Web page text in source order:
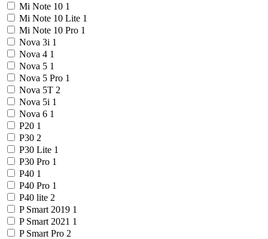
Mi Note 10 1
Mi Note 10 Lite 1
Mi Note 10 Pro 1
Nova 3i 1
Nova 4 1
Nova 5 1
Nova 5 Pro 1
Nova 5T 2
Nova 5i 1
Nova 6 1
P20 1
P30 2
P30 Lite 1
P30 Pro 1
P40 1
P40 Pro 1
P40 lite 2
P Smart 2019 1
P Smart 2021 1
P Smart Pro 2